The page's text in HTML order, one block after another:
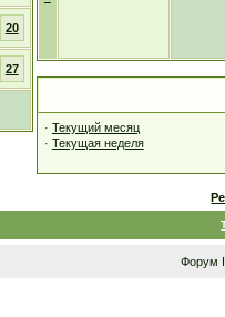
20
27
· Текущий месяц
· Текущая неделя
Форум